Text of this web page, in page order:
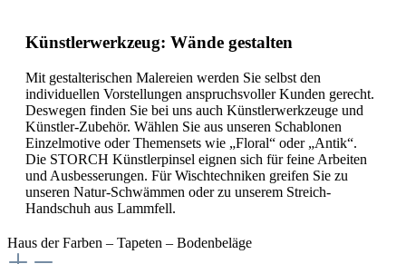
Künstlerwerkzeug: Wände gestalten
Mit gestalterischen Malereien werden Sie selbst den
individuellen Vorstellungen anspruchsvoller Kunden gerecht.
Deswegen finden Sie bei uns auch Künstlerwerkzeuge und
Künstler-Zubehör. Wählen Sie aus unseren Schablonen
Einzelmotive oder Themensets wie „Floral“ oder „Antik“.
Die STORCH Künstlerpinsel eignen sich für feine Arbeiten
und Ausbesserungen. Für Wischtechniken greifen Sie zu
unseren Natur-Schwämmen oder zu unserem Streich-
Handschuh aus Lammfell.
Haus der Farben – Tapeten – Bodenbeläge